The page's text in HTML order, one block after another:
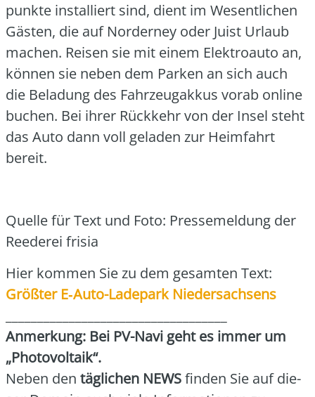
punk­te instal­liert sind, dient im Wesent­li­chen
Gäs­ten, die auf Nor­der­ney oder Juist Urlaub
machen. Rei­sen sie mit einem Elek­tro­au­to an,
kön­nen sie neben dem Par­ken an sich auch
die Bela­dung des Fahr­zeug­ak­kus vor­ab online
buchen. Bei ihrer Rück­kehr von der Insel steht
das Auto dann voll gela­den zur Heim­fahrt
bereit.
Quel­le für Text und Foto: Pres­se­mel­dung der
Ree­de­rei fri­sia
Hier kom­men Sie zu dem gesam­ten Text:
Größ­ter E‑Au­to-Lade­park Nie­der­sach­sens
Anmer­kung: Bei PV-Navi geht es immer um
„Pho­to­vol­ta­ik“.
Neben den täg­li­chen NEWSfin­den Sie auf die­